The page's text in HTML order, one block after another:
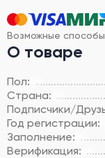
Возможные
О товаре
Пол:
Страна:
Подписчики/
Год регистрации:
Заполнение:
Верификация: